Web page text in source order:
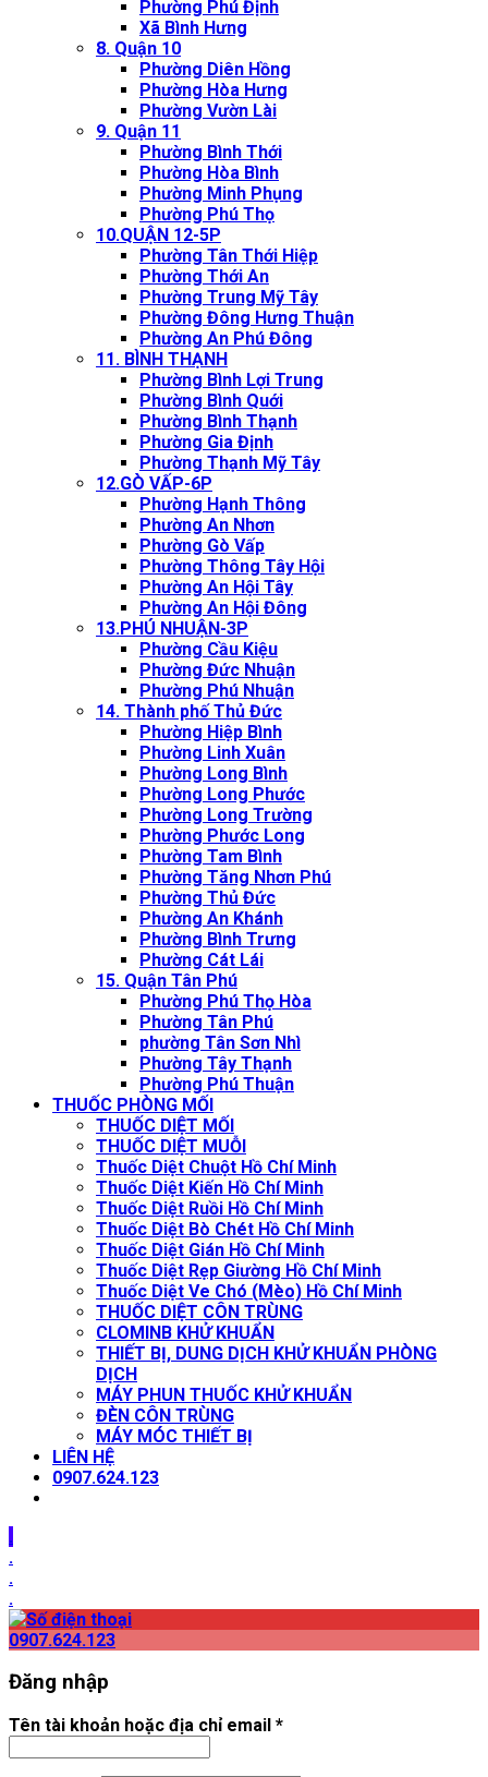
Phường Phú Định
Xã Bình Hưng
8. Quận 10
Phường Diên Hồng
Phường Hòa Hưng
Phường Vườn Lài
9. Quận 11
Phường Bình Thới
Phường Hòa Bình
Phường Minh Phụng
Phường Phú Thọ
10.QUẬN 12-5P
Phường Tân Thới Hiệp
Phường Thới An
Phường Trung Mỹ Tây
Phường Đông Hưng Thuận
Phường An Phú Đông
11. BÌNH THẠNH
Phường Bình Lợi Trung
Phường Bình Quới
Phường Bình Thạnh
Phường Gia Định
Phường Thạnh Mỹ Tây
12.GÒ VẤP-6P
Phường Hạnh Thông
Phường An Nhơn
Phường Gò Vấp
Phường Thông Tây Hội
Phường An Hội Tây
Phường An Hội Đông
13.PHÚ NHUẬN-3P
Phường Cầu Kiệu
Phường Đức Nhuận
Phường Phú Nhuận
14. Thành phố Thủ Đức
Phường Hiệp Bình
Phường Linh Xuân
Phường Long Bình
Phường Long Phước
Phường Long Trường
Phường Phước Long
Phường Tam Bình
Phường Tăng Nhơn Phú
Phường Thủ Đức
Phường An Khánh
Phường Bình Trưng
Phường Cát Lái
15. Quận Tân Phú
Phường Phú Thọ Hòa
Phường Tân Phú
phường Tân Sơn Nhì
Phường Tây Thạnh
Phường Phú Thuận
THUỐC PHÒNG MỐI
THUỐC DIỆT MỐI
THUỐC DIỆT MUỖI
Thuốc Diệt Chuột Hồ Chí Minh
Thuốc Diệt Kiến Hồ Chí Minh
Thuốc Diệt Ruồi Hồ Chí Minh
Thuốc Diệt Bò Chét Hồ Chí Minh
Thuốc Diệt Gián Hồ Chí Minh
Thuốc Diệt Rẹp Giường Hồ Chí Minh
Thuốc Diệt Ve Chó (Mèo) Hồ Chí Minh
THUỐC DIỆT CÔN TRÙNG
CLOMINB KHỬ KHUẨN
THIẾT BỊ, DUNG DỊCH KHỬ KHUẨN PHÒNG
DỊCH
MÁY PHUN THUỐC KHỬ KHUẨN
ĐÈN CÔN TRÙNG
MÁY MÓC THIẾT BỊ
LIÊN HỆ
0907.624.123
.
.
.
.
0907.624.123
Đăng nhập
Tên tài khoản hoặc địa chỉ email *